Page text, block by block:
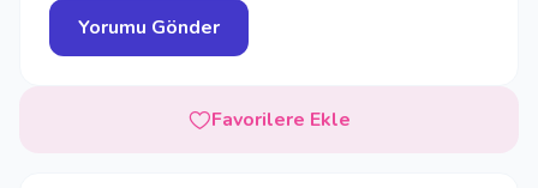
Favorilere Ekle